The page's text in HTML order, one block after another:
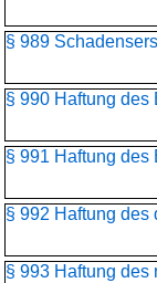
§ 989
§ 990 Haftung des
§ 991 Haftung des
§ 992 Haftung des
§ 993 Haftung des